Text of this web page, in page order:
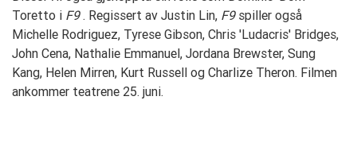
Toretto i F9. Regissert av Justin Lin, F9spiller også
Michelle Rodriguez, Tyrese Gibson, Chris 'Ludacris' Bridges,
John Cena, Nathalie Emmanuel, Jordana Brewster, Sung
Kang, Helen Mirren, Kurt Russell og Charlize Theron. Filmen
ankommer teatrene 25. juni.